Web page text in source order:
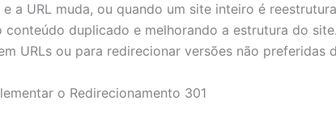
a URL muda, ou quando um site inteiro é
conteúdo duplicado e melhorando a estrutura do
URLs ou para redirecionar versões não
o Redirecionamento 301